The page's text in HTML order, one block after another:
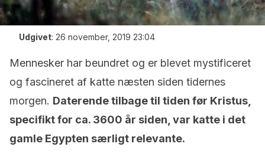
Udgivet: 26 november, 2019 23:04
Mennesker har beundret og er blevet mystificeret
og fascineret af katte næsten siden tidernes
morgen. Daterende tilbage til tiden før Kristus,
specifikt for ca. 3600 år siden, var katte i det
gamle Egypten særligt relevante.